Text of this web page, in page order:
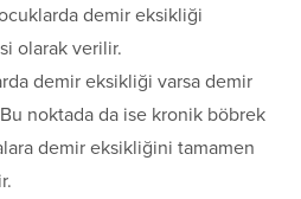
demir eksikliği
olarak verilir.
demir eksikliği varsa demir
noktada da ise kronik böbrek
demir eksikliğini tamamen